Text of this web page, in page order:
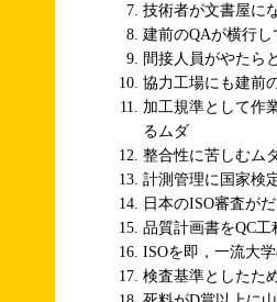
技術者が文書屋に
建前のQAが横行
間接人員がやたら
協力工場にも建前
加工規準として作
るムダ
整合性に苦しむム
計測管理に国家検
日本のISO審査が
品質計画書をQC
ISOを即，一流大
検査基準としたた